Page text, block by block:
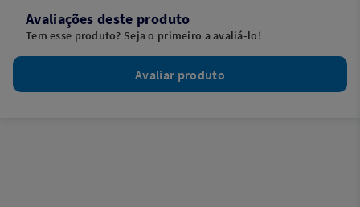
Avaliações deste produto
Tem esse produto? Seja o primeiro a avaliá-lo!
Avaliar produto